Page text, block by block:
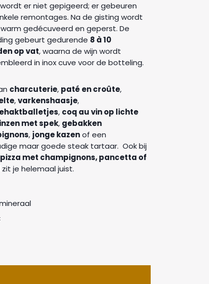
er niet gepigeerd; er gebeuren
remontages. Na de gisting wordt
gedécuveerd en geperst. De
gebeurt gedurende 8 à 10
op vat, waarna de wijn wordt
in inox cuve voor de botteling.
charcuterie, paté en croûte,
,varkenshaasje,
, coq au vin op lichte
met spek, gebakken
, jonge kazenof een
maar goede steak tartaar. Ook bij
met champignons, pancetta of
zit je helemaal juist.